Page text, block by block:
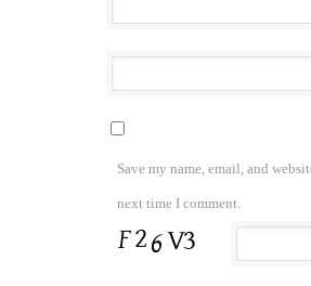
Save my name, email, and
next time I comment.